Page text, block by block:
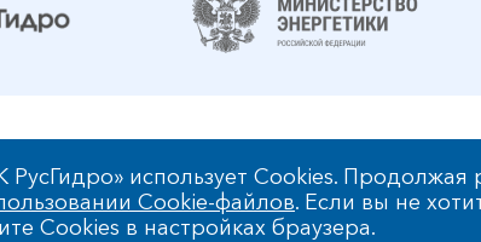
использует Cookies. Продолжая
Cookie-файлов. Если вы не
Cookies в настройках браузера.